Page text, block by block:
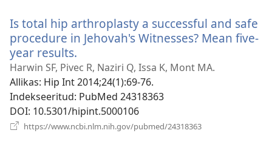
Is total hip arthroplasty a successful and safe
procedure in Jehovah's Witnesses? Mean five-
year results.
uue
akna)
Harwin SF, Pivec R, Naziri Q, Issa K, Mont MA.
Allikas‎: Hip Int 2014;24(1):69-76.
Indekseeritud‎: PubMed 24318363
DOI‎: 10.5301/hipint.5000106
https://www.ncbi.nlm.nih.gov/pubmed/24318363